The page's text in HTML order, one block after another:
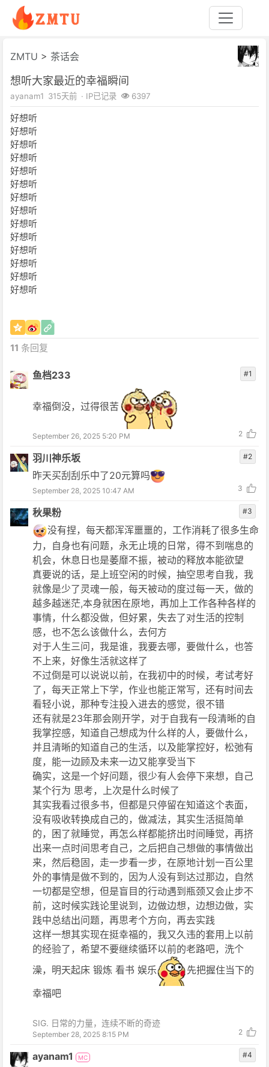
ZMTU > 茶话会
想听大家最近的幸福瞬间
ayanam1 315天前 · IP已记录 6397
好想听
好想听
好想听
好想听
好想听
好想听
好想听
好想听
好想听
好想听
好想听
好想听
好想听
好想听
11 条回复
鱼档233
幸福倒没，过得很苦
September 26, 2025 5:20 PM
#1
2
羽川神乐坂
昨天买刮刮乐中了20元算吗
September 28, 2025 10:47 AM
#2
3
秋果粉
没有捏，每天都浑浑噩噩的，工作消耗了很多生命
力，自身也有问题，永无止境的日常，得不到喘息的
机会，休息日也是萎靡不振，被动的释放本能欲望
真要说的话，是上班空闲的时候，抽空思考自我，我
就像是少了灵魂一般，每天被动的度过每一天，做的
越多越迷茫,本身就困在原地，再加上工作各种各样的
事情，什么都没做，但好累，失去了对生活的控制
感，也不怎么该做什么，去何方
对于人生三问，我是谁，我要去哪，要做什么，也答
不上来，好像生活就这样了
不过倒是可以说说以前，在我初中的时候，考试考好
了，每天正常上下学，作业也能正常写，还有时间去
看轻小说，那种专注投入进去的感觉，很不错
还有就是23年那会刚开学，对于自我有一段清晰的自
我掌控感，知道自己想成为什么样的人，要做什么，
并且清晰的知道自己的生活，以及能掌控好，松弛有
度，能一边顾及未来一边又能享受当下
确实，这是一个好问题，很少有人会停下来想，自己
某个行为 思考，上次是什么时候了
其实我看过很多书，但都是只停留在知道这个表面，
没有吸收转换成自己的，做减法，其实生活挺简单
的，困了就睡觉，再怎么样都能挤出时间睡觉，再挤
出来一点时间思考自己，之后把自己想做的事情做出
来，然后稳固，走一步看一步，在原地计划一百公里
外的事情是做不到的，因为人没有到达过那边，自然
一切都是空想，但是盲目的行动遇到瓶颈又会止步不
前，这时候实践论里说到，边做边想，边想边做，实
践中总结出问题，再思考个方向，再去实践
这样一想其实现在挺幸福的，我又久违的套用上以前
的经验了，希望不要继续循环以前的老路吧，洗个
澡，明天起床 锻炼 看书 娱乐
先把握住当下的
幸福吧
SIG. 日常的力量，连续不断的奇迹
September 28, 2025 8:15 PM
#3
2
ayanam1 MC #4